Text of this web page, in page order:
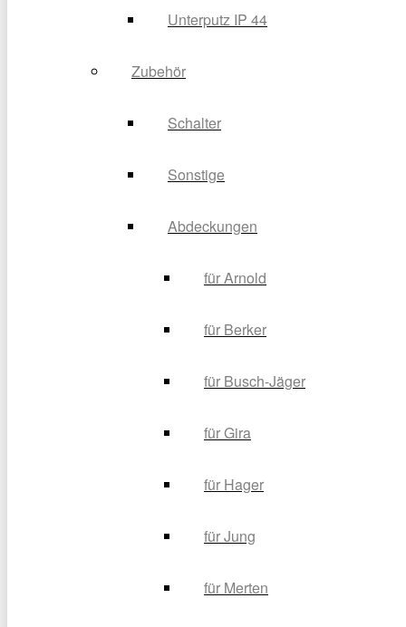
Unterputz IP 44
Zubehör
Schalter
Sonstige
Abdeckungen
für Arnold
für Berker
für Busch-Jäger
für Gira
für Hager
für Jung
für Merten